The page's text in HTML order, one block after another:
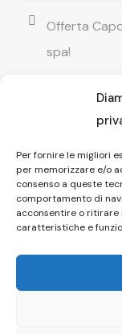
Per fornire le migliori
per memorizzare e/o
consenso a queste
comportamento di
acconsentire o ritirare
caratteristiche e
Offerta
spa!
Offerta
Entrata
di coppia
Copyright